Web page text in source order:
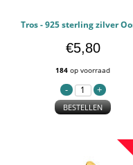
€5,80
184 op voorraad
BESTELLEN